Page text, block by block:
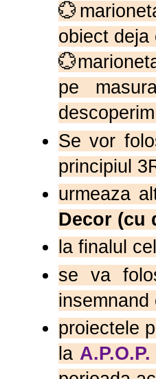
obiect deja
pe
Se vor
principiul
urmeaza
Decor (cu
la finalul
se va
proiectele
la